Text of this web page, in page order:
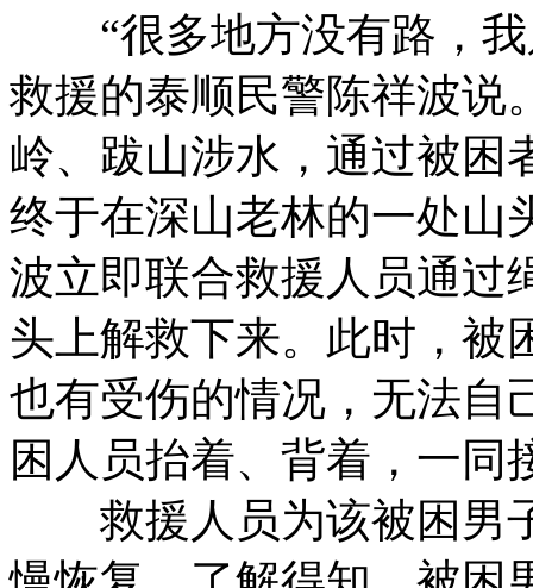
“很多地方没有路，我
救援的泰顺民警陈祥波说
岭、跋山涉水，通过被困
终于在深山老林的一处山
波立即联合救援人员通过
头上解救下来。此时，被
也有受伤的情况，无法自
困人员抬着、背着，一同
救援人员为该被困男